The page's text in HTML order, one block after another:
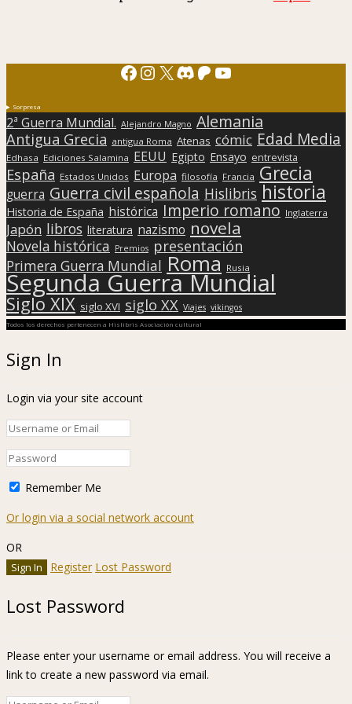
Facebook
Instagram
X Discord
Patreon
YouTube
Sorpresa
2ª Guerra Mundial. Alejandro Magno Alemania
Antigua Grecia antigua Roma Atenas cómic Edad Media
Edhasa Ediciones Salamina EEUU Egipto Ensayo entrevista
España Estados Unidos Europa filosofía Francia Grecia
guerra Guerra civil española Hislibris historia
Historia de España histórica Imperio romano Inglaterra
Japón libros literatura nazismo novela
Novela histórica Premios presentación
Primera Guerra Mundial Roma Rusia
Segunda Guerra Mundial
Siglo XIX siglo XVI siglo XX Viajes vikingos
Todos los derechos pertenecen a Hislibris Asociación cultural
Sign In
Login via your site account
Remember Me
Or login via a social network account
OR
Register Lost Password
Lost Password
Please enter your username or email address. You will receive a
link to create a new password via email.